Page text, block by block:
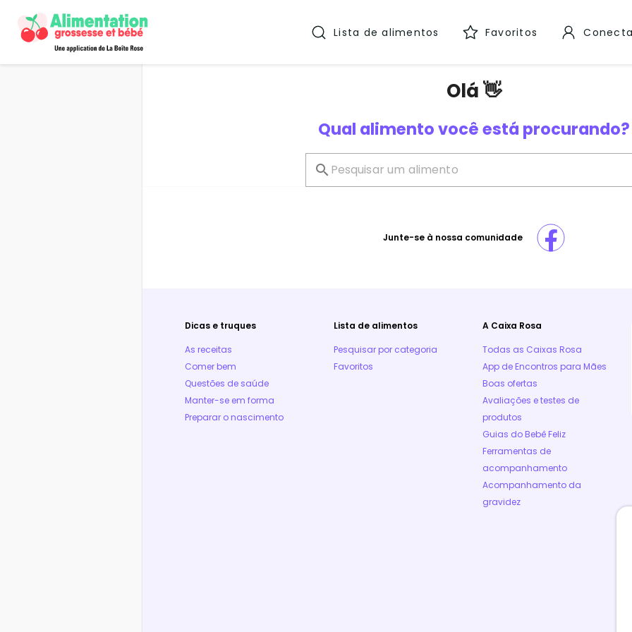
Lista de alimentos Favoritos
Olá 👋
Qual alimento você está procurando?
Junte-se à nossa comunidade
Dicas e truques
As receitas
Comer bem
Questões de saúde
Manter-se em forma
Preparar o nascimento
Lista de alimentos
Pesquisar por categoria
Favoritos
A Caixa Rosa
Todas as Caixas Rosa
App de Encontros para Mães
Boas ofertas
Avaliações e testes de
produtos
Guias do Bebê Feliz
Ferramentas de
acompanhamento
Acompanhamento da
gravidez